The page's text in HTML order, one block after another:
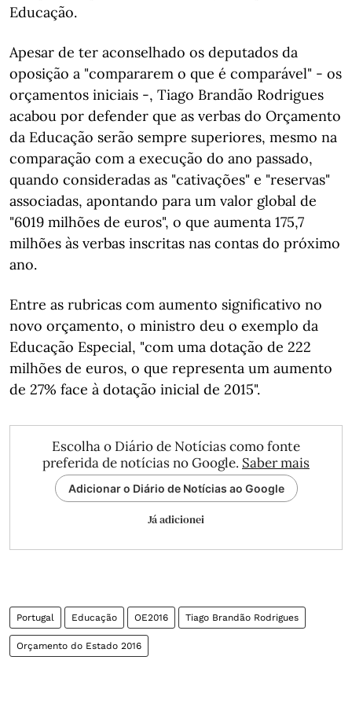
Educação.
Apesar de ter aconselhado os deputados da
oposição a "compararem o que é comparável" - os
orçamentos iniciais -, Tiago Brandão Rodrigues
acabou por defender que as verbas do Orçamento
da Educação serão sempre superiores, mesmo na
comparação com a execução do ano passado,
quando consideradas as "cativações" e "reservas"
associadas, apontando para um valor global de
"6019 milhões de euros", o que aumenta 175,7
milhões às verbas inscritas nas contas do próximo
ano.
Entre as rubricas com aumento significativo no
novo orçamento, o ministro deu o exemplo da
Educação Especial, "com uma dotação de 222
milhões de euros, o que representa um aumento
de 27% face à dotação inicial de 2015".
Escolha o Diário de Notícias como fonte
preferida de notícias no Google. Saber mais
Adicionar o Diário de Notícias ao Google
Já adicionei
Portugal Educação OE2016 Tiago Brandão Rodrigues
Orçamento do Estado 2016